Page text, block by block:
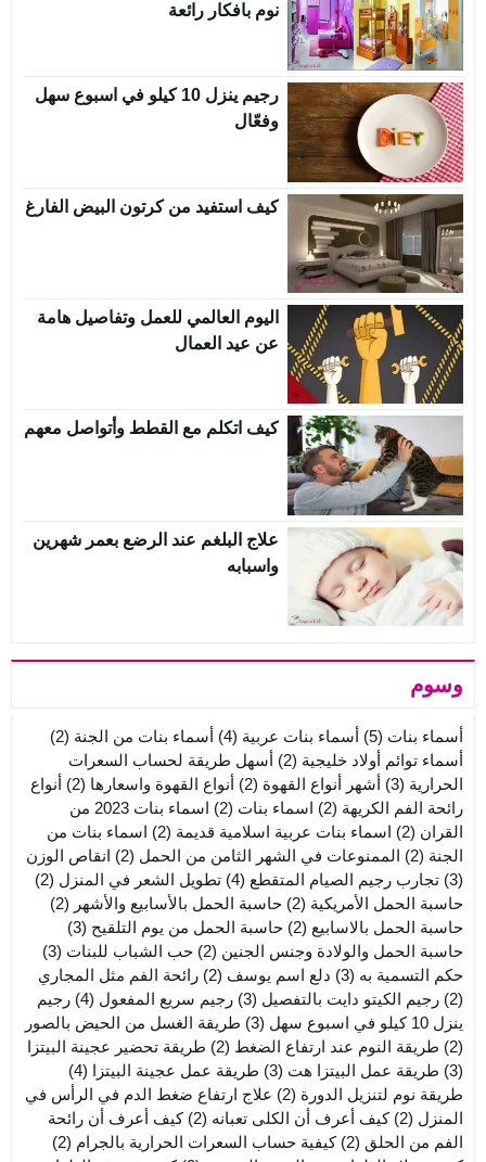
نوم بافكار رائعة
رجيم ينزل 10 كيلو في اسبوع سهل
وفعّال
كيف استفيد من كرتون البيض الفارغ
اليوم العالمي للعمل وتفاصيل هامة
عن عيد العمال
كيف اتكلم مع القطط وأتواصل معهم
علاج البلغم عند الرضع بعمر شهرين
واسبابه
وسوم
أسماء بنات (5) أسماء بنات عربية (4) أسماء بنات من الجنة (2)
أسماء توائم أولاد خليجية (2)
أسهل طريقة لحساب السعرات
الحرارية (3) أشهر أنواع القهوة (2) أنواع القهوة واسعارها (2)
أنواع
رائحة الفم الكريهة (2) اسماء بنات (2)
اسماء بنات 2023 من
القران (2) اسماء بنات عربية اسلامية قديمة (2)
اسماء بنات من
الجنة (2) الممنوعات في الشهر الثامن من الحمل (2)
انقاص الوزن
(3)
تجارب رجيم الصيام المتقطع (4) تطويل الشعر في المنزل (2)
حاسبة الحمل الأمريكية (2) حاسبة الحمل بالأسابيع والأشهر (2)
حاسبة الحمل بالاسابيع (2) حاسبة الحمل من يوم التلقيح (3)
حاسبة الحمل والولادة وجنس الجنين (2) حب الشباب للبنات (3)
حكم التسمية به (3) دلع اسم يوسف (2)
رائحة الفم مثل المجاري
(2)
رجيم الكيتو دايت بالتفصيل (3) رجيم سريع المفعول (4)
رجيم
ينزل 10 كيلو في اسبوع سهل
(3)
طريقة الغسل من الحيض بالصور
(2)
طريقة النوم عند ارتفاع الضغط (2)
طريقة تحضير عجينة البيتزا
(3)
طريقة عمل البيتزا هت (3) طريقة عمل عجينة البيتزا (4)
طريقة نوم لتنزيل الدورة (2)
علاج ارتفاع ضغط الدم في الرأس في
المنزل (2) كيف أعرف أن الكلى تعبانه (2)
كيف أعرف أن رائحة
الفم من الحلق (2) كيفية حساب السعرات الحرارية بالجرام (2)